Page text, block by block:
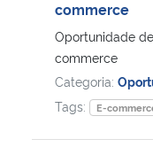
commerce
Oportunidade
commerce
Categoria:
Tags:
E-